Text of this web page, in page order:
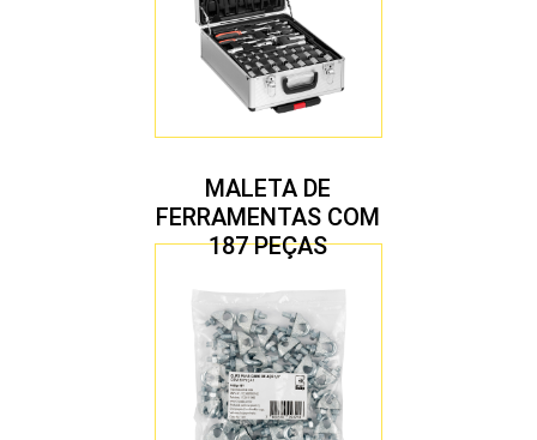
MALETA DE
FERRAMENTAS COM
187 PEÇAS